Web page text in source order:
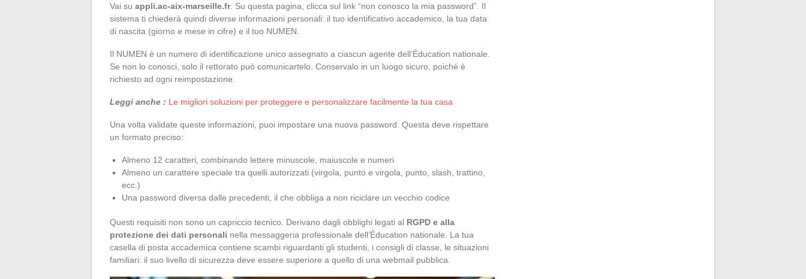
Vai su appli.ac-aix-marseille.fr. Su questa pagina, clicca sul link “non conosco la mia password”. Il
sistema ti chiederà quindi diverse informazioni personali: il tuo identificativo accademico, la tua data
di nascita (giorno e mese in cifre) e il tuo NUMEN.
Il NUMEN è un numero di identificazione unico assegnato a ciascun agente dell’Éducation nationale.
Se non lo conosci, solo il rettorato può comunicartelo. Conservalo in un luogo sicuro, poiché è
richiesto ad ogni reimpostazione.
Leggi anche : Le migliori soluzioni per proteggere e personalizzare facilmente la tua casa
Una volta validate queste informazioni, puoi impostare una nuova password. Questa deve rispettare
un formato preciso:
Almeno 12 caratteri, combinando lettere minuscole, maiuscole e numeri
Almeno un carattere speciale tra quelli autorizzati (virgola, punto e virgola, punto, slash, trattino,
ecc.)
Una password diversa dalle precedenti, il che obbliga a non riciclare un vecchio codice
Questi requisiti non sono un capriccio tecnico. Derivano dagli obblighi legati al RGPD e alla
protezione dei dati personali nella messaggeria professionale dell’Éducation nationale. La tua
casella di posta accademica contiene scambi riguardanti gli studenti, i consigli di classe, le situazioni
familiari: il suo livello di sicurezza deve essere superiore a quello di una webmail pubblica.